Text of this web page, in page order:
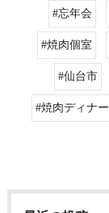
#忘年会
#焼肉個室
#仙台市
#焼肉ディナー